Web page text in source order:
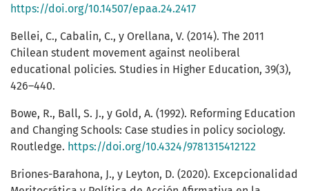
https://doi.org/10.14507/epaa.24.2417
Bellei, C., Cabalin, C., y Orellana, V. (2014). The 2011
Chilean student movement against neoliberal
educational policies. Studies in Higher Education, 39(3),
426–440.
Bowe, R., Ball, S. J., y Gold, A. (1992). Reforming Education
and Changing Schools: Case studies in policy sociology.
Routledge. https://doi.org/10.4324/9781315412122
Briones-Barahona, J., y Leyton, D. (2020). Excepcionalidad